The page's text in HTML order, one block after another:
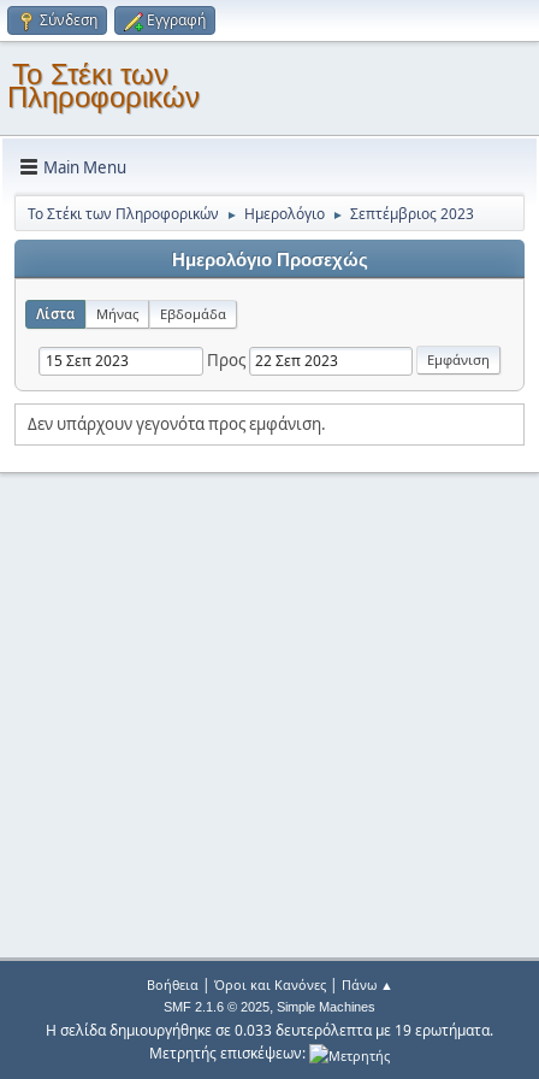
Σύνδεση Εγγραφή
Το Στέκι των
Πληροφορικών
Main Menu
Το Στέκι των Πληροφορικών ► Ημερολόγιο ► Σεπτέμβριος 2023
Ημερολόγιο Προσεχώς
Λίστα Μήνας Εβδομάδα
Προς
Δεν υπάρχουν γεγονότα προς εμφάνιση.
Βοήθεια| Όροι και Κανόνες| Πάνω ▲
SMF 2.1.6 © 2025, Simple Machines
Η σελίδα δημιουργήθηκε σε 0.033 δευτερόλεπτα με 19 ερωτήματα.
Μετρητής επισκέψεων: